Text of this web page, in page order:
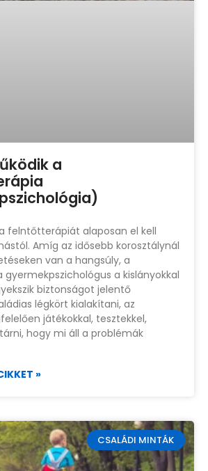
a
felntőtterápiát alaposan el kell
Amíg az idősebb korosztálynál
van a hangsúly, a
a kislányokkal
biztonságot jelentő
légkört kialakítani, az
játékokkal, tesztekkel,
hogy mi áll a problémák
»
CSALÁDI MINTÁK